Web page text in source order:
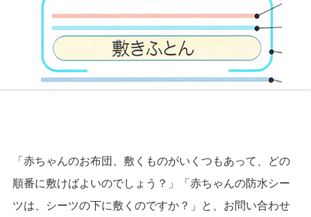
「赤ちゃんのお布団、敷くものがいくつもあって、どの
順番に敷けばよいのでしょう？」「赤ちゃんの防水シー
ツは、シーツの下に敷くのですか？」と、お問い合わせ